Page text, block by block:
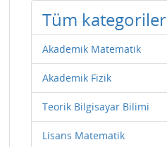
Tüm kategoriler
Akademik Matematik
Akademik Fizik
Teorik Bilgisayar Bilimi
Lisans Matematik